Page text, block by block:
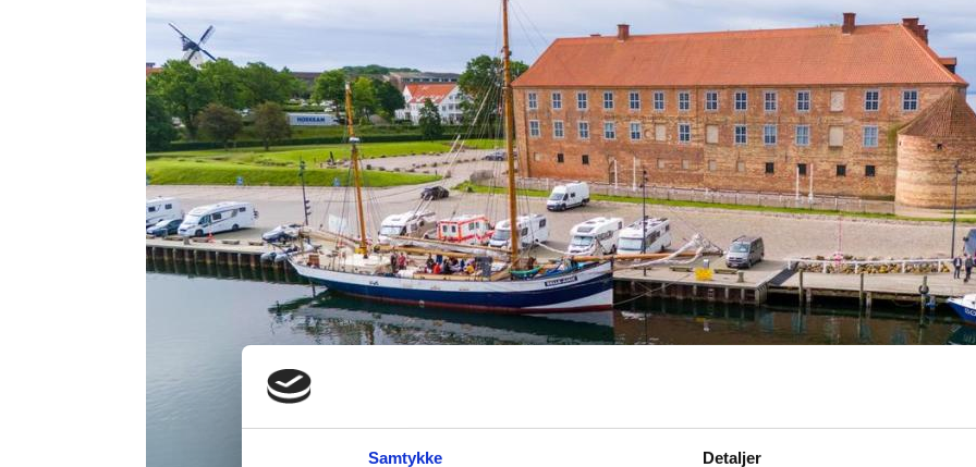
Samtykke Detaljer